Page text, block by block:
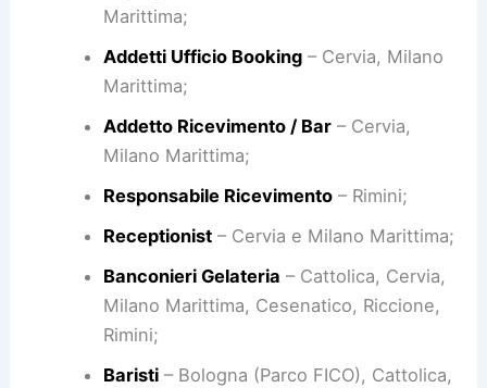
Marittima;
Addetti Ufficio Booking– Cervia, Milano
Marittima;
Addetto Ricevimento / Bar– Cervia,
Milano Marittima;
Responsabile Ricevimento– Rimini;
Receptionist– Cervia e Milano Marittima;
Banconieri Gelateria – Cattolica, Cervia,
Milano Marittima, Cesenatico, Riccione,
Rimini;
Baristi– Bologna (Parco FICO), Cattolica,